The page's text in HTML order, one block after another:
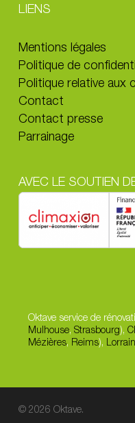
LIENS
Mentions légales
Politique de
Politique relative aux
Contact
Contact presse
Parrainage
AVEC LE SOUTIEN
Oktave service de
Mulhouse, Strasbourg),
Mézières, Reims),
© 2026 Oktave.